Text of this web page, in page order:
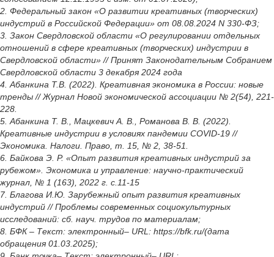
2. Федеральный закон «О развитии креативных (творческих)
индустрий в Российской Федерации» от 08.08.2024 N 330-ФЗ;
3. Закон Свердловской области «О регулировании отдельных
отношений в сфере креативных (творческих) индустрии в
Свердловской области» // Принят Законодательным Собранием
Свердловской области 3 декабря 2024 года
4. Абанкина Т.В. (2022). Креативная экономика в России: новые
тренды // Журнал Новой экономической ассоциации № 2(54), 221-
228.
5. Абанкина Т. В., Мацкевич А. В., Романова В. В. (2022).
Креативные индустрии в условиях пандемии COVID-19 //
Экономика. Налоги. Право, т. 15, № 2, 38-51.
6. Байкова Э. Р. «Опыт развития креативных индустрий за
рубежом». Экономика и управление: научно-практический
журнал, № 1 (163), 2022 г. с.11-15
7. Благова И.Ю. Зарубежный опыт развития креативных
индустрий // Проблемы современных социокультурных
исследований: сб. науч. трудов по материалам;
8. БФК – Текст: электронный– URL: https://bfk.ru/(дата
обращения 01.03.2025);